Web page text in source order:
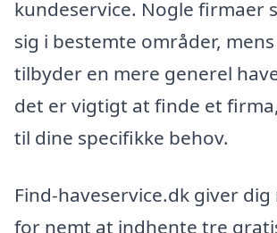
kundeservice. Nogle firmaer
sig i bestemte områder,
tilbyder en mere generel
det er vigtigt at finde et
til dine specifikke behov.
Find-haveservice.dk giver
for nemt at indhente tre